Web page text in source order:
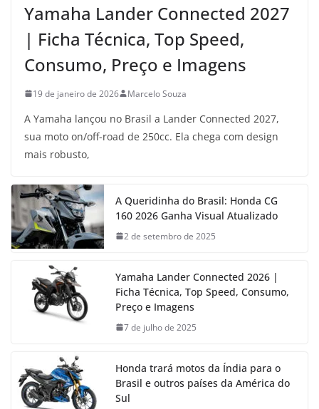
Yamaha Lander Connected 2027
| Ficha Técnica, Top Speed,
Consumo, Preço e Imagens
19 de janeiro de 2026 Marcelo Souza
A Yamaha lançou no Brasil a Lander Connected 2027,
sua moto on/off-road de 250cc. Ela chega com design
mais robusto,
A Queridinha do Brasil: Honda CG
160 2026 Ganha Visual Atualizado
2 de setembro de 2025
Yamaha Lander Connected 2026 |
Ficha Técnica, Top Speed, Consumo,
Preço e Imagens
7 de julho de 2025
Honda trará motos da Índia para o
Brasil e outros países da América do
Sul